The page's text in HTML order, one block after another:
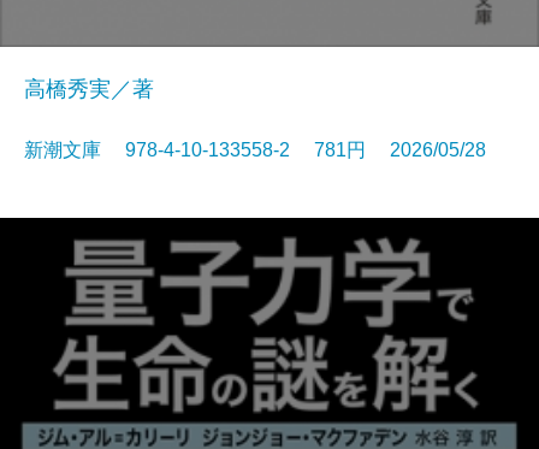
高橋秀実／著
新潮文庫 978-4-10-133558-2 781円 2026/05/28